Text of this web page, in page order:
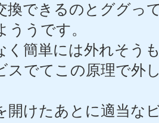
換できるのとググっ
うです。
く簡単には外れそう
スでてこの原理で外
開けたあとに適当な